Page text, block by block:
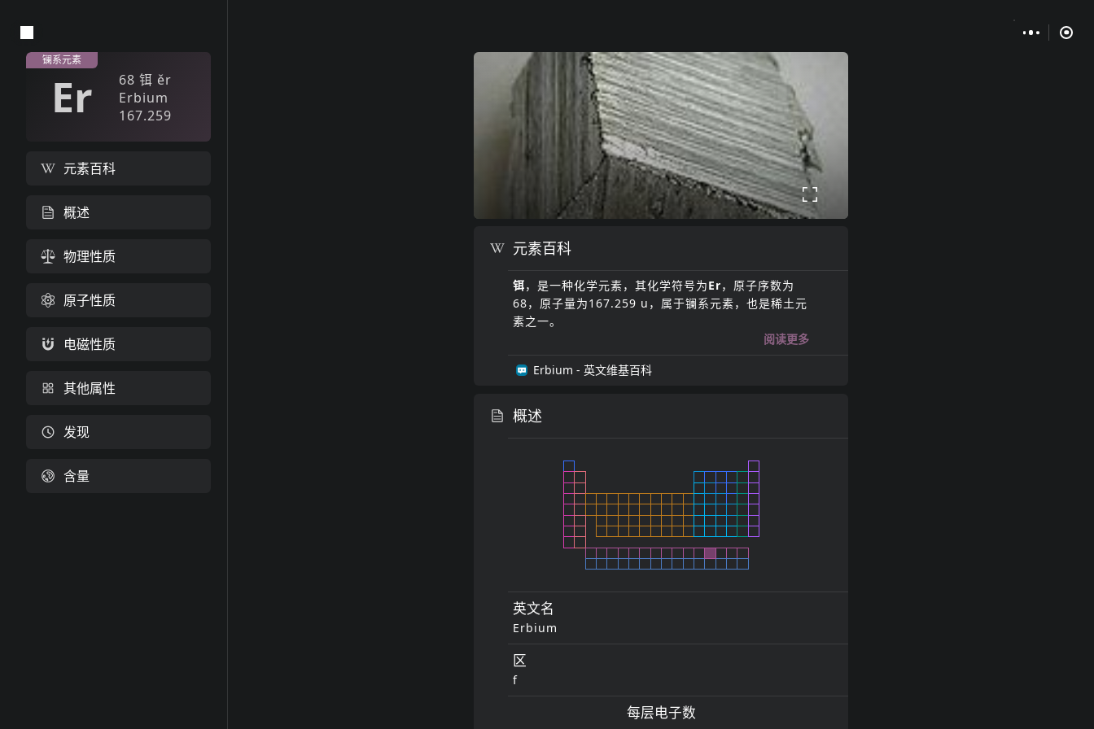
镧系元素
Er 68 铒 ěr
Erbium
167.259
元素百科
概述
物理性质
原子性质
电磁性质
其他属性
发现
含量
元素百科
铒，是一种化学元素，其化学符号为Er，原子序数为
68，原子量为167.259 u ，属于镧系元素，也是稀土元
素之一。
阅读更多
Erbium - 英文维基百科
概述
英文名
Erbium
区
f
每层电子数